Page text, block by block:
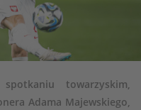
towarzyskim,
Adama Majewskiego,